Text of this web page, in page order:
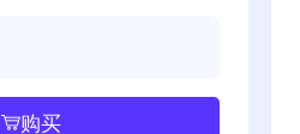
购买